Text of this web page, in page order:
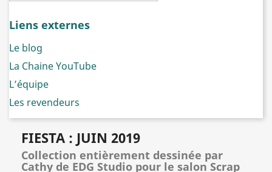
Liens externes
Le blog
La Chaine YouTube
L’équipe
Les revendeurs
FIESTA : JUIN 2019
Collection entièrement dessinée par
Cathy de EDG Studio pour le salon Scrap